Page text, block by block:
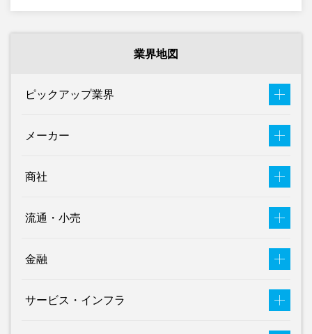
業界地図
ピックアップ業界
メーカー
商社
流通・小売
金融
サービス・インフラ